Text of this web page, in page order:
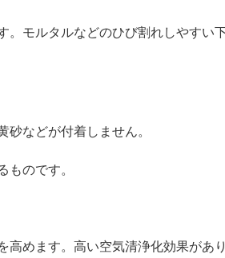
。モルタルなどのひび割れしやすい
などが付着しません。
ものです。
高めます。高い空気清浄化効果があ